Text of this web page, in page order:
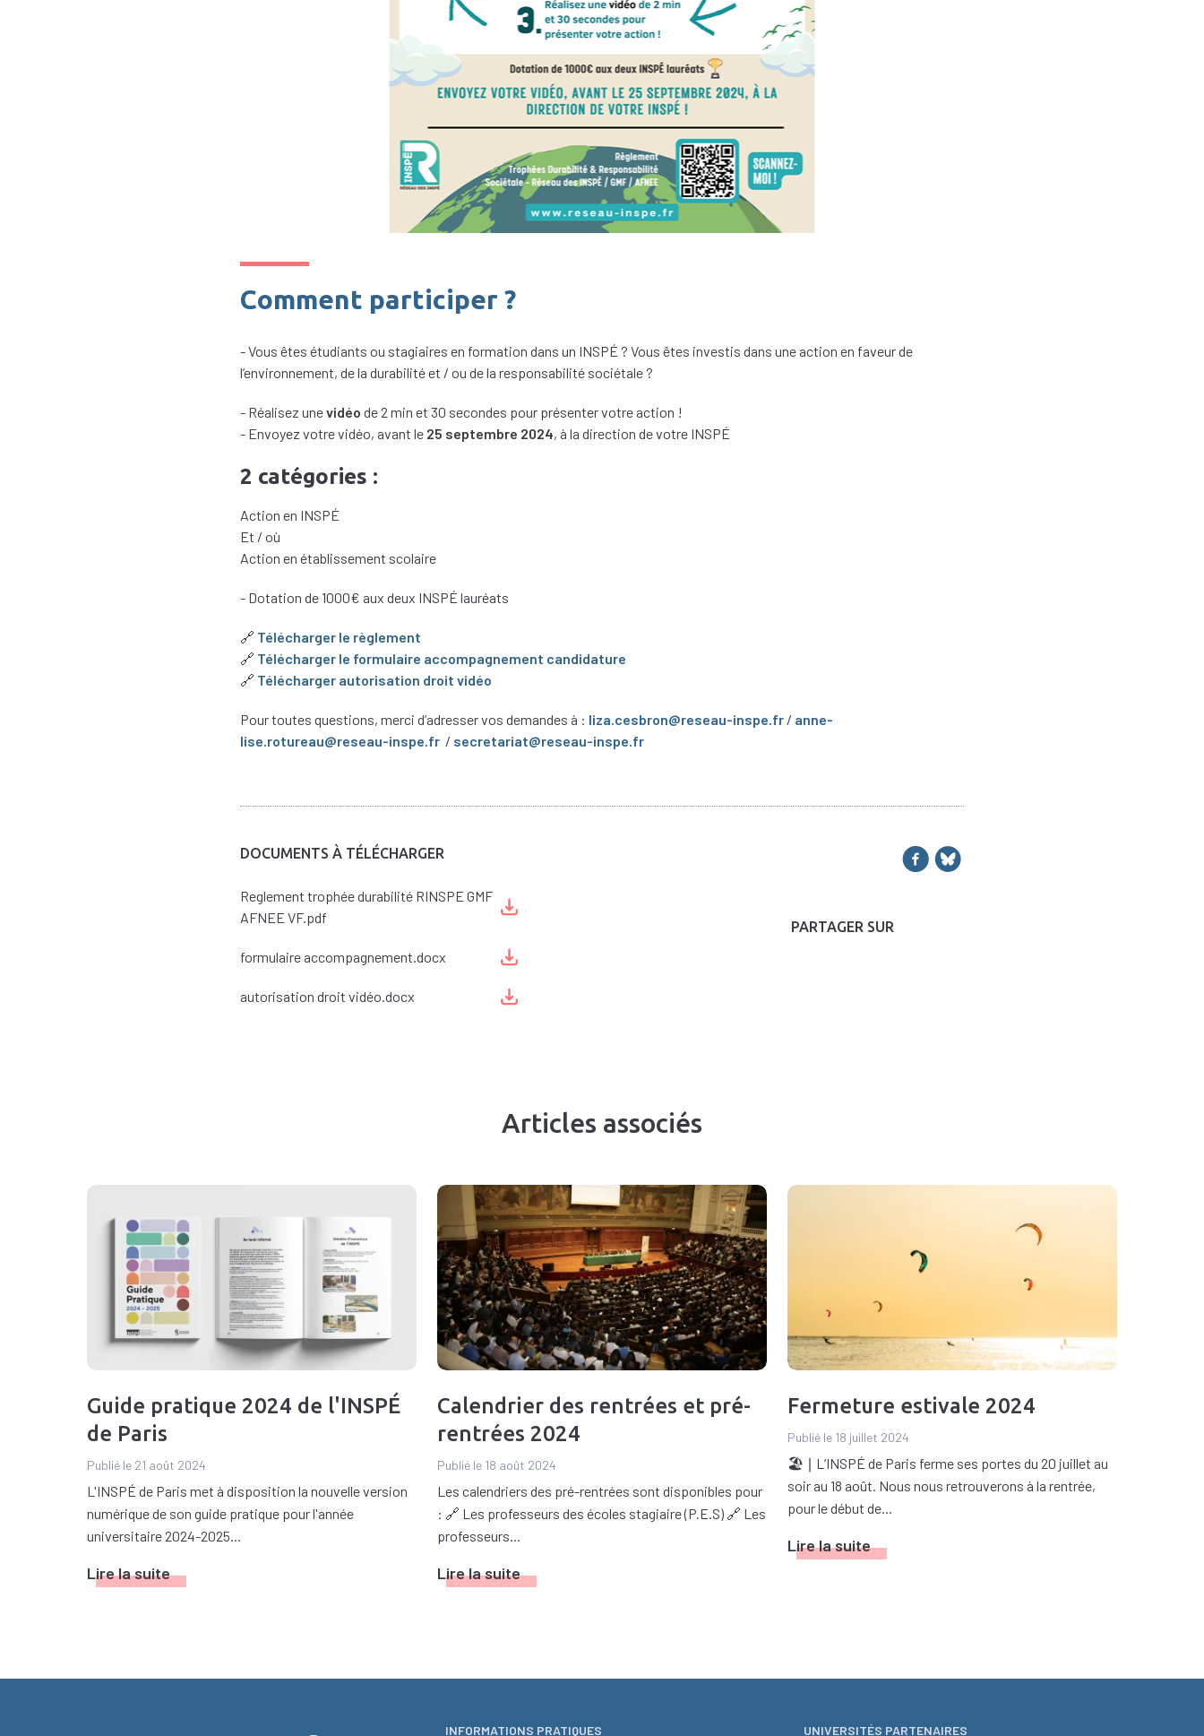
Comment participer ?
- Vous êtes étudiants ou stagiaires en formation dans un INSPÉ ? Vous êtes investis dans une action en faveur de
l’environnement, de la durabilité et / ou de la responsabilité sociétale ?
- Réalisez unevidéo de 2 min et 30 secondes pour présenter votre action !
- Envoyez votre vidéo, avant le 25 septembre 2024, à la direction de votre INSPÉ
2 catégories :
Action en INSPÉ
Et / où
Action en établissement scolaire
- Dotation de 1000€ aux deux INSPÉ lauréats
🔗 Télécharger le règlement
🔗 Télécharger le formulaire accompagnement candidature
🔗 Télécharger autorisation droit vidéo
Pour toutes questions, merci d’adresser vos demandes à : liza.cesbron@reseau-inspe.fr / anne-
lise.rotureau@reseau-inspe.fr / secretariat@reseau-inspe.fr
PARTAGER SUR
DOCUMENTS À TÉLÉCHARGER
Reglement trophée durabilité RINSPE GMF
AFNEE VF.pdf
formulaire accompagnement.docx
autorisation droit vidéo.docx
Articles associés
Guide pratique 2024 de l'INSPÉ
de Paris
Publié le 21 août 2024
L'INSPÉ de Paris met à disposition la nouvelle version
numérique de son guide pratique pour l'année
universitaire 2024-2025...
Lire la suite
Calendrier des rentrées et pré-
rentrées 2024
Publié le 18 août 2024
Les calendriers des pré-rentrées sont disponibles pour
: 🔗 Les professeurs des écoles stagiaire (P.E.S) 🔗 Les
professeurs...
Lire la suite
Fermeture estivale 2024
Publié le 18 juillet 2024
🏖 ∣ L’INSPÉ de Paris ferme ses portes du 20 juillet au
soir au 18 août. Nous nous retrouverons à la rentrée,
pour le début de...
Lire la suite
INFORMATIONS PRATIQUES UNIVERSITÉS PARTENAIRES